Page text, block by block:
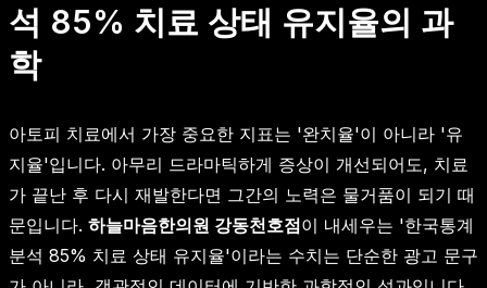
석 85% 치료 상태 유지율의 과
학
아토피 치료에서 가장 중요한 지표는 '완치율'이 아니라 '유
지율'입니다. 아무리 드라마틱하게 증상이 개선되어도, 치료
가 끝난 후 다시 재발한다면 그간의 노력은 물거품이 되기 때
문입니다. 하늘마음한의원 강동천호점이 내세우는 '한국통계
분석 85% 치료 상태 유지율'이라는 수치는 단순한 광고 문구